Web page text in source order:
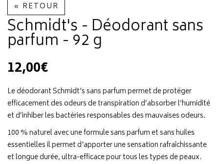
« RETOUR
Schmidt's - Déodorant sans
parfum - 92 g
12,00€
Le déodorant Schmidt's sans parfum permet de protéger
efficacement des odeurs de transpiration d’absorber l’humidité
et d’inhiber les bactéries responsables des mauvaises odeurs.
100 % naturel avec une formule sans parfum et sans huiles
essentielles il permet d'apporter une sensation rafraîchissante
et longue durée, ultra-efficace pour tous les types de peaux.